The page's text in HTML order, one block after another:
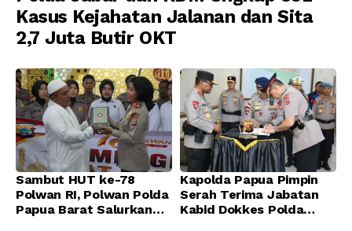
Kasus Kejahatan Jalanan dan Sita
2,7 Juta Butir OKT
Sambut HUT ke-78
Polwan RI, Polwan Polda
Papua Barat Salurkan
Kapolda Papua Pimpin
Serah Terima Jabatan
Kabid Dokkes Polda